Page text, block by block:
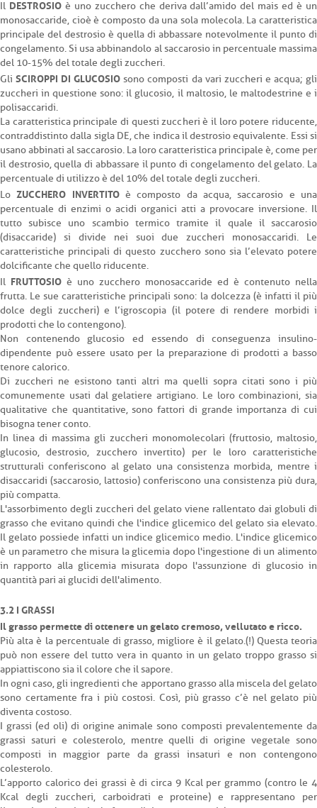
Il DESTROSIOè uno zucchero che deriva dall’amido del mais ed è un
monosaccaride, cioè è composto da una sola molecola. La caratteristica
principale del destrosio è quella di abbassare notevolmente il punto di
congelamento. Si usa abbinandolo al saccarosio in percentuale massima
del 10-15% del totale degli zuccheri.
GliSCIROPPI DI GLUCOSIO sono composti da vari zuccheri e acqua; gli
zuccheri in questione sono: il glucosio, il maltosio, le maltodestrine e i
polisaccaridi.
La caratteristica principale di questi zuccheri è il loro potere riducente,
contraddistinto dalla sigla DE, che indica il destrosio equivalente. Essi si
usano abbinati al saccarosio. La loro caratteristica principale è, come per
il destrosio, quella di abbassare il punto di congelamento del gelato. La
percentuale di utilizzo è del 10% del totale degli zuccheri.
LoZUCCHERO INVERTITOè composto da acqua, saccarosio e una
percentuale di enzimi o acidi organici atti a provocare inversione. Il
tutto subisce uno scambio termico tramite il quale il saccarosio
(disaccaride) si divide nei suoi due zuccheri monosaccaridi. Le
caratteristiche principali di questo zucchero sono sia l’elevato potere
dolcificante che quello riducente.
Il FRUTTOSIO è uno zucchero monosaccaride ed è contenuto nella
frutta. Le sue caratteristiche principali sono: la dolcezza (è infatti il più
dolce degli zuccheri) e l’igroscopia (il potere di rendere morbidi i
prodotti che lo contengono).
Non contenendo glucosio ed essendo di conseguenza insulino-
dipendente può essere usato per la preparazione di prodotti a basso
tenore calorico.
Di zuccheri ne esistono tanti altri ma quelli sopra citati sono i più
comunemente usati dal gelatiere artigiano. Le loro combinazioni, sia
qualitative che quantitative, sono fattori di grande importanza di cui
bisogna tener conto.
In linea di massima gli zuccheri monomolecolari (fruttosio, maltosio,
glucosio, destrosio, zucchero invertito) per le loro caratteristiche
strutturali conferiscono al gelato una consistenza morbida, mentre i
disaccaridi (saccarosio, lattosio) conferiscono una consistenza più dura,
più compatta.
L'assorbimento degli zuccheri del gelato viene rallentato dai globuli di
grasso che evitano quindi che l'indice glicemico del gelato sia elevato.
Il gelato possiede infatti un indice glicemico medio. L'indice glicemico
è un parametro che misura la glicemia dopo l'ingestione di un alimento
in rapporto alla glicemia misurata dopo l'assunzione di glucosio in
quantità pari ai glucidi dell'alimento.
3.2 I GRASSI
Il grasso permette di ottenere un gelato cremoso, vellutato e ricco.
Più alta è la percentuale di grasso, migliore è il gelato.(!) Questa teoria
può non essere del tutto vera in quanto in un gelato troppo grasso si
appiattiscono sia il colore che il sapore.
In ogni caso, gli ingredienti che apportano grasso alla miscela del gelato
sono certamente fra i più costosi. Così, più grasso c’è nel gelato più
diventa costoso.
I grassi (ed oli) di origine animale sono composti prevalentemente da
grassi saturi e colesterolo, mentre quelli di origine vegetale sono
composti in maggior parte da grassi insaturi e non contengono
colesterolo.
L’apporto calorico dei grassi è di circa 9 Kcal per grammo (contro le 4
Kcal degli zuccheri, carboidrati e proteine) e rappresentano per